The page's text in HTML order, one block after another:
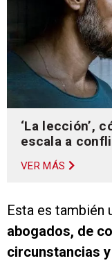
‘La lección’,
escala a
VER MÁS
Esta es también
abogados, de
circunstancias